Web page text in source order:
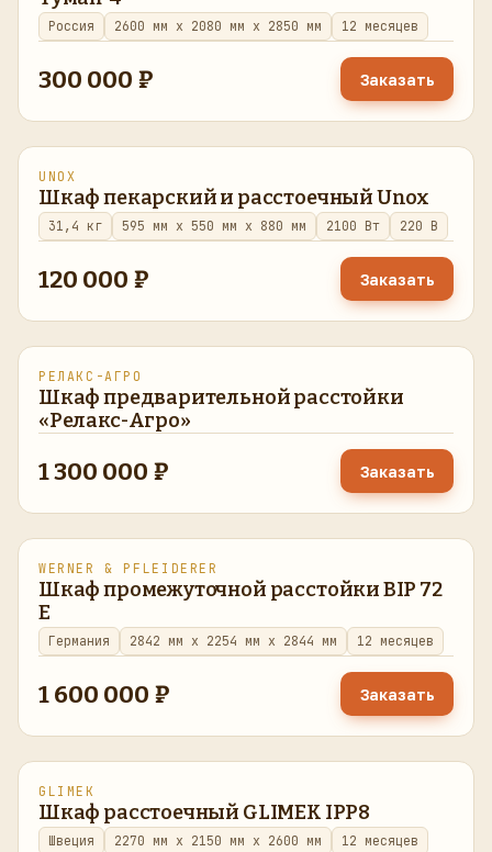
Россия 2600 мм x 2080 мм x 2850 мм 12 месяцев
300 000 ₽ Заказать
восстановлено
UNOX
Шкаф пекарский и расстоечный Unox
31,4 кг 595 мм x 550 мм x 880 мм 2100 Вт 220 В
120 000 ₽ Заказать
восстановлено
РЕЛАКС-АГРО
Шкаф предварительной расстойки
«Релакс-Агро»
1 300 000 ₽ Заказать
восстановлено в наличии
WERNER & PFLEIDERER
Шкаф промежуточной расстойки BIP 72
E
Германия 2842 мм x 2254 мм x 2844 мм 12 месяцев
1 600 000 ₽ Заказать
восстановлено
GLIMEK
Шкаф расстоечный GLIMEK IPP8
Швеция 2270 мм x 2150 мм x 2600 мм 12 месяцев